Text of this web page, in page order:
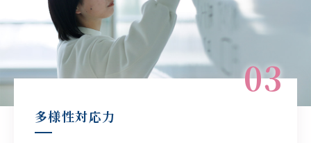
03
多様性対応力